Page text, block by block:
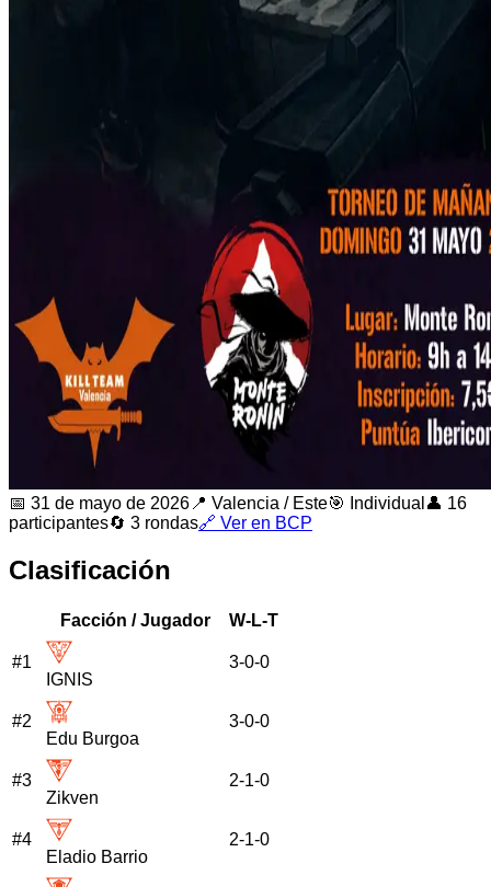
📅 31 de mayo de 2026 📍 Valencia / Este🎯 Individual 👤 16
participantes🔄 3 rondas🔗 Ver en BCP
Clasificación
Facción / Jugador W-L-T
#1
IGNIS
3-0-0
#2
Edu Burgoa
3-0-0
#3
Zikven
2-1-0
#4
Eladio Barrio
2-1-0